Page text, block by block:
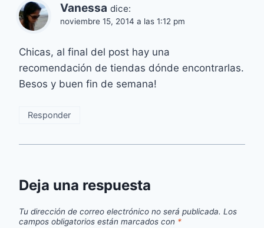
Vanessa dice:
noviembre 15, 2014 a las 1:12 pm
Chicas, al final del post hay una
recomendación de tiendas dónde encontrarlas.
Besos y buen fin de semana!
Responder
Deja una respuesta
Tu dirección de correo electrónico no será publicada. Los
campos obligatorios están marcados con *